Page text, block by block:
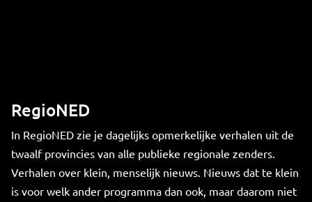
RegioNED
In RegioNED zie je dagelijks opmerkelijke verhalen uit de
twaalf provincies van alle publieke regionale zenders.
Verhalen over klein, menselijk nieuws. Nieuws dat te klein
is voor welk ander programma dan ook, maar daarom niet